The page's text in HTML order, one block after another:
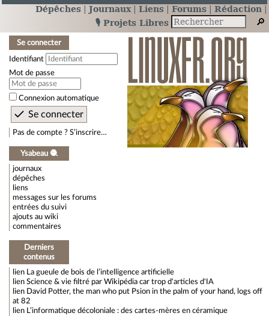
Dépêches Journaux Liens Forums
Rédaction
🎙️ Projets Libres
Se connecter
Identifiant
Mot de passe
Connexion automatique
Pas de compte ? S’inscrire…
Ysabeau 🧶
journaux
dépêches
liens
messages sur les forums
entrées du suivi
ajouts au wiki
commentaires
Derniers
contenus
lien
La gueule de bois de l’intelligence artificielle
lien Science & vie filtré par Wikipédia car trop d'articles d'IA
lien David Potter, the man who put Psion in the palm of your hand, logs off
at 82
lien
L’informatique décoloniale : des cartes-mères en céramique